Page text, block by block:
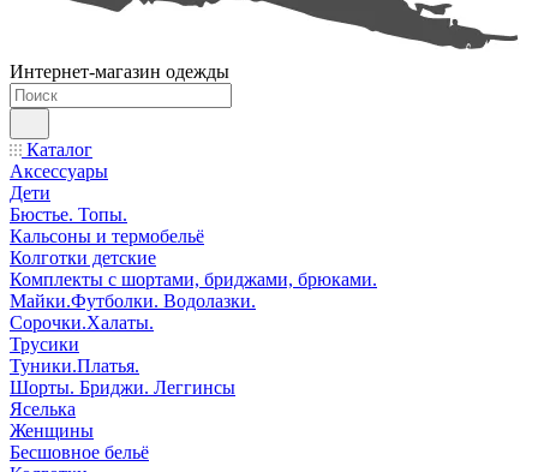
Интернет-магазин одежды
Каталог
Аксессуары
Дети
Бюстье. Топы.
Кальсоны и термобельё
Колготки детские
Комплекты с шортами, бриджами, брюками.
Майки.Футболки. Водолазки.
Сорочки.Халаты.
Трусики
Туники.Платья.
Шорты. Бриджи. Леггинсы
Яселька
Женщины
Бесшовное бельё